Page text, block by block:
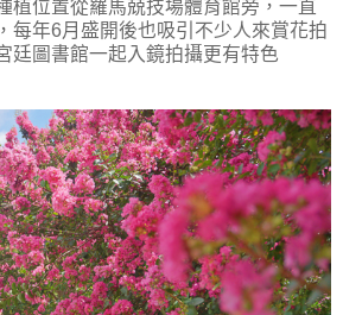
植位置從羅馬兢技場體育館旁，一直
每年6月盛開後也吸引不少人來賞花拍
廷圖書館一起入鏡拍攝更有特色